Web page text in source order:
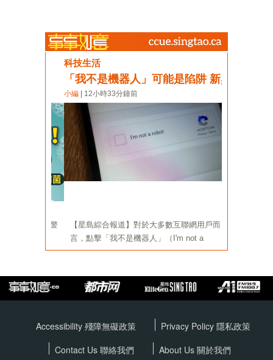
Accessibility 殘障無礙政策 Privacy Policy 隱私政策
Contact Us 聯絡我們
About Us 關於我們